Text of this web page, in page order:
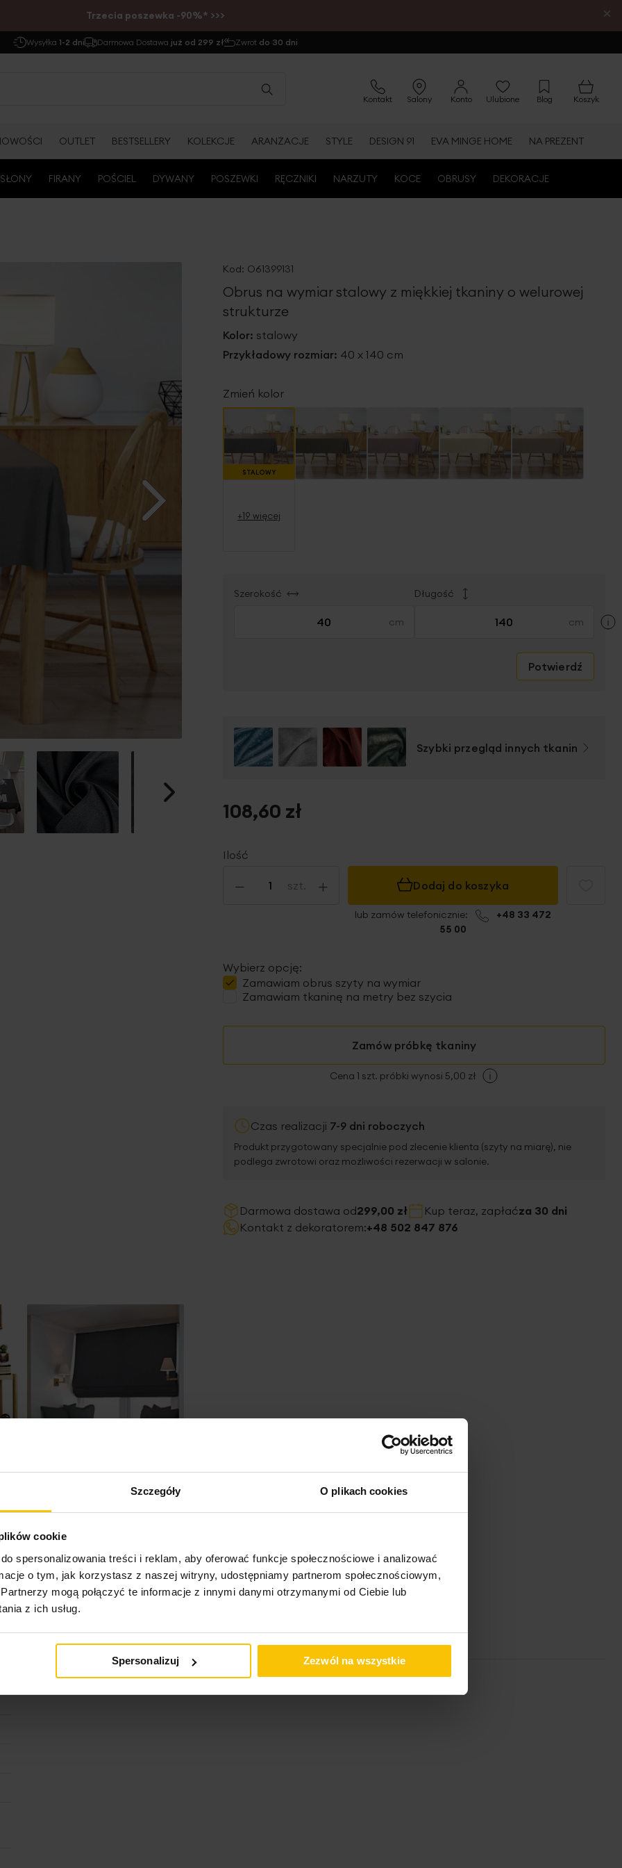
Szczegóły O plikach cookies
cookie
spersonalizowania treści i reklam, aby oferować funkcje społecznościowe i analizować
o tym, jak korzystasz z naszej witryny, udostępniamy partnerom społecznościowym,
mogą połączyć te informacje z innymi danymi otrzymanymi od Ciebie lub
z ich usług.
Spersonalizuj Zezwól na wszystkie
Trzecia poszewka -90%* >>> ×
Wysyłka 1-2 dni Darmowa Dostawa już od 299 zł Zwrot do 30 dni
Kontakt Salony Konto Ulubione Blog Koszyk
OUTLET BESTSELLERY KOLEKCJE ARANŻACJE STYLE DESIGN 91 EVA MINGE HOME NA PREZENT
FIRANY POŚCIEL DYWANY POSZEWKI RĘCZNIKI NARZUTY KOCE OBRUSY DEKORACJE
Kod: O61399131
Obrus na wymiar stalowy z miękkiej tkaniny o welurowej
strukturze
Kolor: stalowy
Przykładowy rozmiar: 40 x 140 cm
Zmień kolor
STALOWY
+19 więcej
Szerokość Długość
Potwierdź
Szybki przegląd innych tkanin
108,60 zł
Ilość
- szt. + Dodaj do koszyka
lub zamów telefonicznie:
+48 33 472
55 00
Wybierz opcję:
Zamawiam obrus szyty na wymiar
Zamawiam tkaninę na metry bez szycia
Zamów próbkę tkaniny
Cena 1 szt. próbki wynosi 5,00 zł
Czas realizacji 7-9 dni roboczych
Produkt przygotowany specjalnie pod zlecenie klienta (szyty na miarę), nie
podlega zwrotowi oraz możliwości rezerwacji w salonie.
Darmowa dostawa od299,00 zł Kup teraz, zapłaćza 30 dni
Kontakt z dekoratorem:+48 502 847 876
Konserwacja Dostawa